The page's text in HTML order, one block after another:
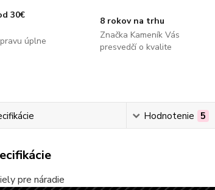
30€
úplne
8 rokov na trhu
Značka Kameník Vás
presvedčí o kvalite
Hodnotenie 5
pre náradie